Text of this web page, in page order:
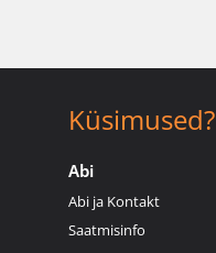
Küsimused?
Abi
Abi ja Kontakt
Saatmisinfo